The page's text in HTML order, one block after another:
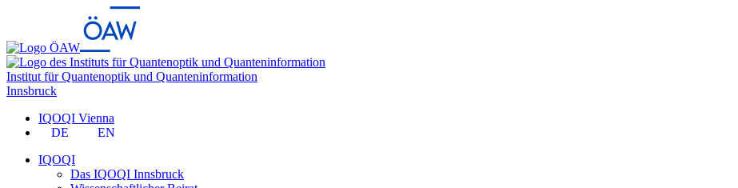
Institut für Quantenoptik und Quanteninformation
Innsbruck
IQOQI Vienna
DE
EN
IQOQI
Das IQOQI Innsbruck